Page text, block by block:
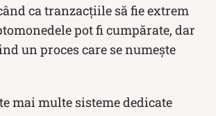
ca tranzacțiile să fie extrem
pot fi cumpărate, dar
un proces care se numește
mai multe sisteme dedicate